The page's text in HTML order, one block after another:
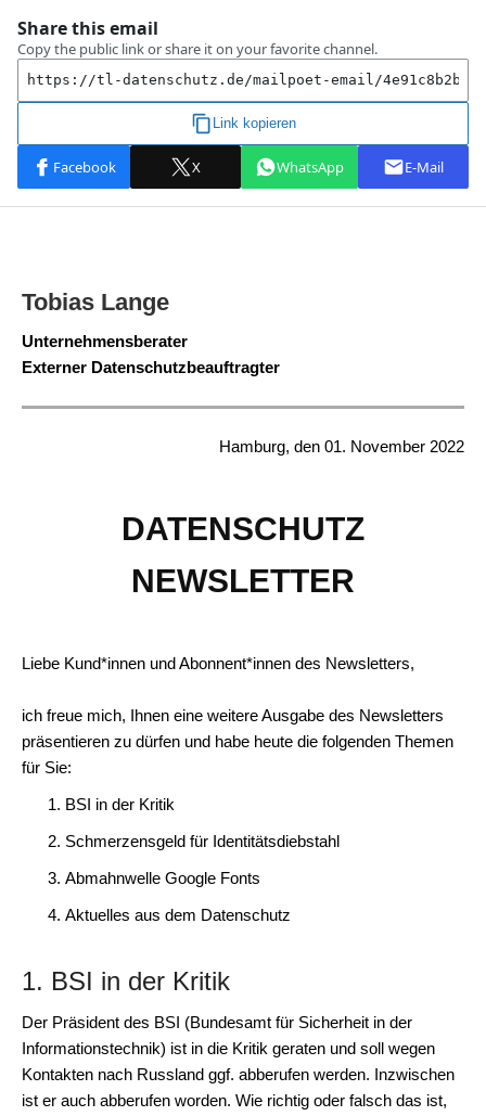
Tobias Lange
Unternehmensberater
Externer Datenschutzbeauftragter
Hamburg, den 01. November 2022
DATENSCHUTZ
NEWSLETTER
Liebe Kund*innen und Abonnent*innen des Newsletters,
ich freue mich, Ihnen eine weitere Ausgabe des Newsletters
präsentieren zu dürfen und habe heute die folgenden Themen
für Sie:
BSI in der Kritik
Schmerzensgeld für Identitätsdiebstahl
Abmahnwelle Google Fonts
Aktuelles aus dem Datenschutz
1. BSI in der Kritik
Der Präsident des BSI (Bundesamt für Sicherheit in der
Informationstechnik) ist in die Kritik geraten und soll wegen
Kontakten nach Russland ggf. abberufen werden. Inzwischen
ist er auch abberufen worden. Wie richtig oder falsch das ist,